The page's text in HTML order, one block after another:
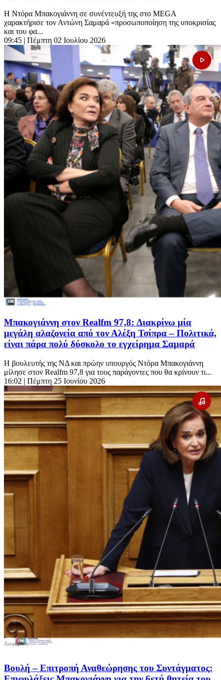
Η Ντόρα Μπακογιάννη σε συνέντευξή της στο MEGA
χαρακτήρισε τον Αντώνη Σαμαρά «προσωποποίηση της υποκρισίας
και του φα...
09:45 | Πέμπτη 02 Ιουλίου 2026
Μπακογιάννη στον Realfm 97,8: Διακρίνω μία
μεγάλη αλαζονεία από τον Αλέξη Τσίπρα – Πολιτικά,
είναι πάρα πολύ δύσκολο το εγχείρημα Σαμαρά
Η βουλευτής της ΝΔ και πρώην υπουργός Ντόρα Μπακογιάννη
μίλησε στον Realfm 97,8 για τους παράγοντες που θα κρίνουν τι...
16:02 | Πέμπτη 25 Ιουνίου 2026
Βουλή – Επιτροπή Αναθεώρησης του Συντάγματος: